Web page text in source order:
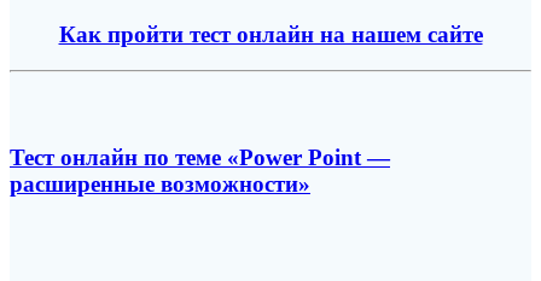
Как пройти тест онлайн на нашем сайте
Тест онлайн по теме «Power Point —
расширенные возможности»